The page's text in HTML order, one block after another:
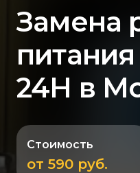
Замена
24H в
Стоимость
от 590 руб.